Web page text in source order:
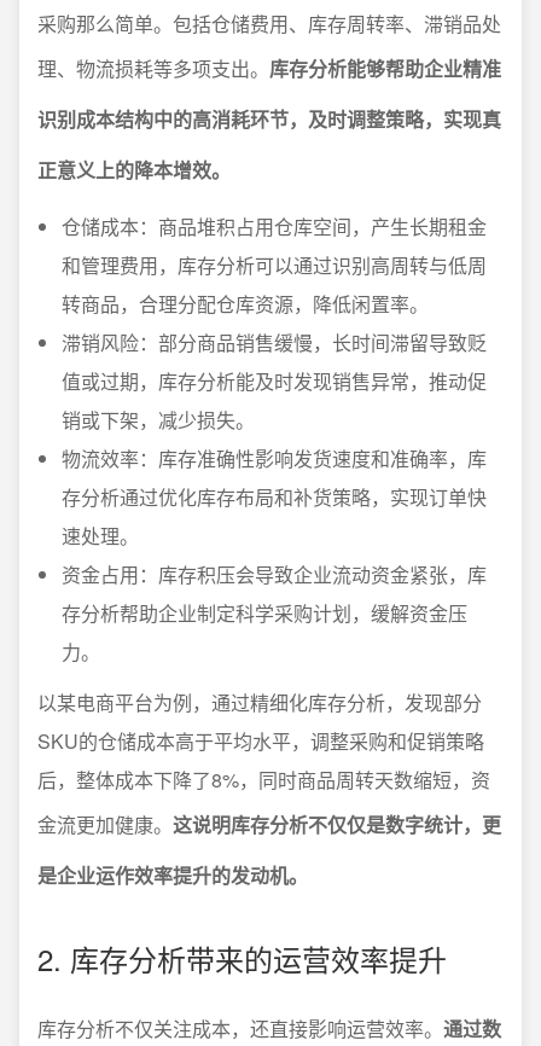
采购那么简单。包括仓储费用、库存周转率、滞销品处
理、物流损耗等多项支出。 库存分析能够帮助企业精准
识别成本结构中的高消耗环节，及时调整策略，实现真
正意义上的降本增效。
仓储成本：商品堆积占用仓库空间，产生长期租金
和管理费用，库存分析可以通过识别高周转与低周
转商品，合理分配仓库资源，降低闲置率。
滞销风险：部分商品销售缓慢，长时间滞留导致贬
值或过期，库存分析能及时发现销售异常，推动促
销或下架，减少损失。
物流效率：库存准确性影响发货速度和准确率，库
存分析通过优化库存布局和补货策略，实现订单快
速处理。
资金占用：库存积压会导致企业流动资金紧张，库
存分析帮助企业制定科学采购计划，缓解资金压
力。
以某电商平台为例，通过精细化库存分析，发现部分
SKU的仓储成本高于平均水平，调整采购和促销策略
后，整体成本下降了8%，同时商品周转天数缩短，资
金流更加健康。 这说明库存分析不仅仅是数字统计，更
是企业运作效率提升的发动机。
2. 库存分析带来的运营效率提升
库存分析不仅关注成本，还直接影响运营效率。 通过数